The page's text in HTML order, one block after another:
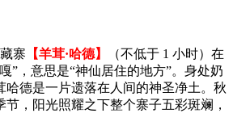
寨 【羊茸·哈德】
（不低于 1 小时）在
”，意思是“神仙居住的地方”。身处奶
哈德是一片遗落在人间的神圣净土。秋
，阳光照耀之下整个寨子五彩斑斓，